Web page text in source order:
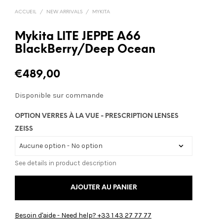
ACCUEIL / NEW ARRIVALS / MYKITA
Mykita LITE JEPPE A66
BlackBerry/Deep Ocean
€489,00
Disponible sur commande
OPTION VERRES À LA VUE - PRESCRIPTION LENSES
ZEISS
See details in product description
AJOUTER AU PANIER
Besoin d'aide - Need help? +33 1 43 27 77 77